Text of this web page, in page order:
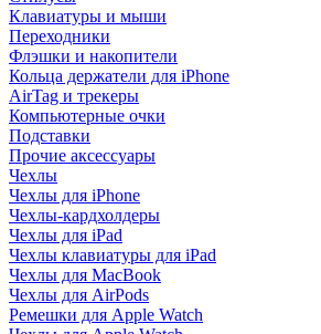
Клавиатуры и мыши
Переходники
Флэшки и накопители
Кольца держатели для iPhone
AirTag и трекеры
Компьютерные очки
Подставки
Прочие аксессуары
Чехлы
Чехлы для iPhone
Чехлы-кардхолдеры
Чехлы для iPad
Чехлы клавиатуры для iPad
Чехлы для MacBook
Чехлы для AirPods
Ремешки для Apple Watch